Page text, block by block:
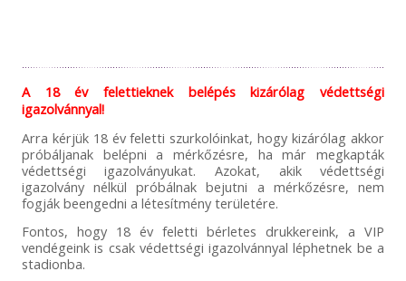
A 18 év felettieknek belépés kizárólag védettségi
igazolvánnyal!
Arra kérjük 18 év feletti szurkolóinkat, hogy kizárólag akkor
próbáljanak belépni a mérkőzésre, ha már megkapták
védettségi igazolványukat. Azokat, akik védettségi
igazolvány nélkül próbálnak bejutni a mérkőzésre, nem
fogják beengedni a létesítmény területére.
Fontos, hogy 18 év feletti bérletes drukkereink, a VIP
vendégeink is csak védettségi igazolvánnyal léphetnek be a
stadionba.